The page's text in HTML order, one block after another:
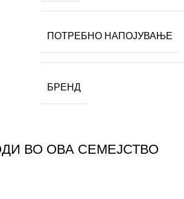
ПОТРЕБНО НАПОЈУВАЊЕ
БРЕНД
ВО ОВА СЕМЕЈСТВО